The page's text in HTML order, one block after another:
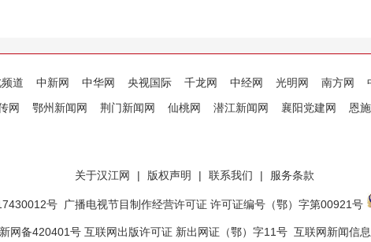
道 中新网 中华网 央视国际 千龙网 中经网 光明网 南方网
网 鄂州新闻网 荆门新闻网 仙桃网 潜江新闻网 襄阳党建网 恩
关于汉江网 | 版权声明 | 联系我们 | 服务条款
号 广播电视节目制作经营许可证 许可证编号（鄂）字第00921号
网备420401号 互联网出版许可证 新出网证（鄂）字11号 互联网新闻信